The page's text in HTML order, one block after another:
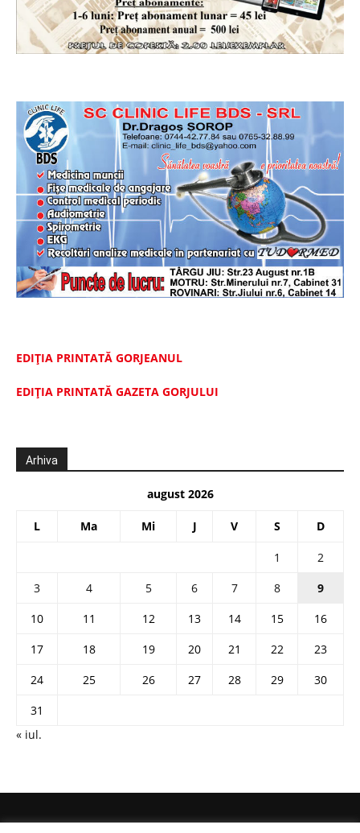
EDIȚIA PRINTATĂ GORJEANUL
EDIŢIA PRINTATĂ GAZETA GORJULUI
Arhiva
august 2026
L Ma Mi J V S D
1
2
3
4 5 6 7 8
9
10
11 12 13 14 15
16
17
18 19 20 21 22
23
24
25 26 27 28 29
30
31
« iul.